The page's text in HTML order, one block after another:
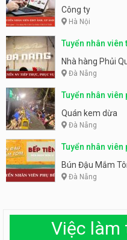
Công ty
Hà Nội
Tuyển nhân viên
Nhà hàng Phủi
Đà Nẵng
Tuyển nhân
Quán kem dừa
Đà Nẵng
Tuyển nhân viên
Tiên
Bún Đậu Mắm
Đà Nẵng
Việc làm